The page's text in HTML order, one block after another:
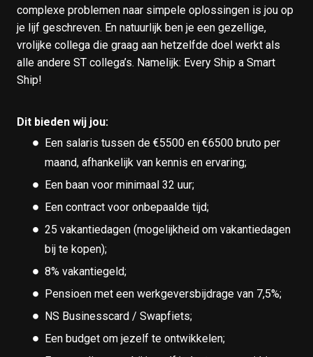
complexe problemen naar simpele oplossingen is jou op
je lijf geschreven. En natuurlijk ben je een gezellige,
vrolijke collega die graag aan hetzelfde doel werkt als
alle andere ST collega’s. Namelijk: Every Ship a Smart
Ship!
Dit bieden wij jou:
Een salaris tussen de €5500 en €6500 bruto per
maand, afhankelijk van kennis en ervaring;
Een baan voor minimaal 32 uur;
Een contract voor onbepaalde tijd;
25 vakantiedagen (mogelijkheid om vakantiedagen
bij te kopen);
8% vakantiegeld;
Pensioen met een werkgeversbijdrage van 7,5%;
NS Businesscard / Swapfiets;
Een budget om jezelf te ontwikkelen;